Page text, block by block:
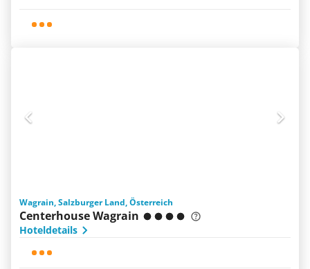
Wagrain, Salzburger Land, Österreich
Centerhouse Wagrain
Hoteldetails